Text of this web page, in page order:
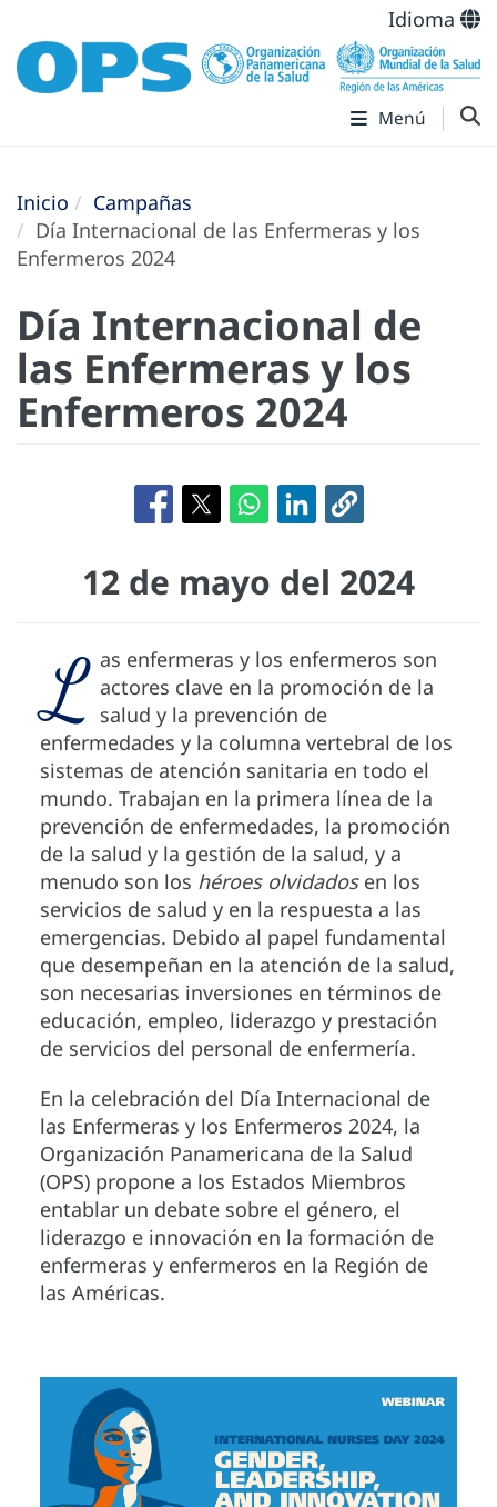
Idioma
Menú
Inicio
Campañas
Día Internacional de las Enfermeras y los
Enfermeros 2024
Día Internacional de
las Enfermeras y los
Enfermeros 2024
12 de mayo del 2024
L as enfermeras y los enfermeros son
actores clave en la promoción de la
salud y la prevención de
enfermedades y la columna vertebral de los
sistemas de atención sanitaria en todo el
mundo. Trabajan en la primera línea de la
prevención de enfermedades, la promoción
de la salud y la gestión de la salud, y a
menudo son los héroes olvidadosen los
servicios de salud y en la respuesta a las
emergencias. Debido al papel fundamental
que desempeñan en la atención de la salud,
son necesarias inversiones en términos de
educación, empleo, liderazgo y prestación
de servicios del personal de enfermería.
En la celebración del Día Internacional de
las Enfermeras y los Enfermeros 2024, la
Organización Panamericana de la Salud
(OPS) propone a los Estados Miembros
entablar un debate sobre el género, el
liderazgo e innovación en la formación de
enfermeras y enfermeros en la Región de
las Américas.